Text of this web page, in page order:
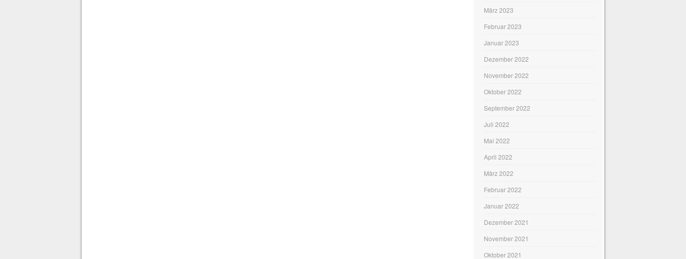
März 2023
Februar 2023
Januar 2023
Dezember 2022
November 2022
Oktober 2022
September 2022
Juli 2022
Mai 2022
April 2022
März 2022
Februar 2022
Januar 2022
Dezember 2021
November 2021
Oktober 2021